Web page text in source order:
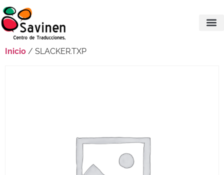
Inicio / SLACKER.TXP